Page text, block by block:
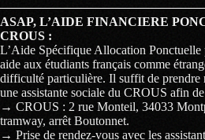
ASAP, L’AIDE FINANCIERE
CROUS :
L’Aide Spécifique Allocation Ponctuelle
aide aux étudiants français comme
difficulté particulière. Il suffit de prendre
une assistante sociale du CROUS afin
→ CROUS : 2 rue Monteil, 34033
tramway, arrêt Boutonnet.
→ Prise de rendez-vous avec les